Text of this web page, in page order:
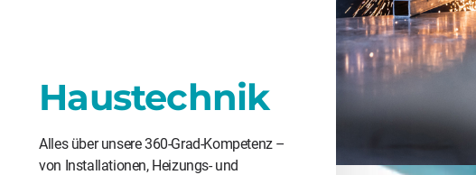
Haustechnik
Alles über unsere 360-Grad-Kompetenz –
von Installationen, Heizungs- und